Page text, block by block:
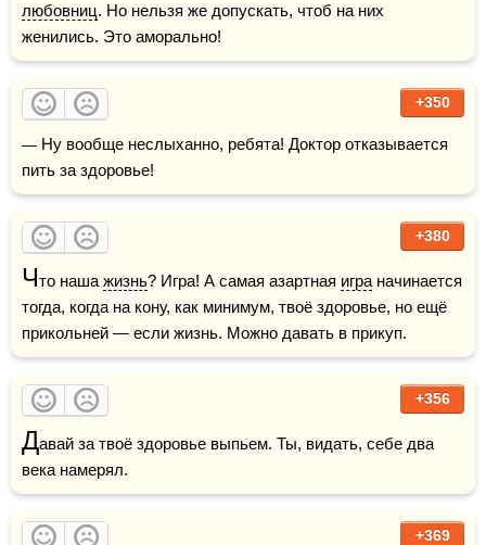
любовниц. Но нельзя же допускать, чтоб на них
женились. Это аморально!
+350
— Ну вообще неслыханно, ребята! Доктор отказывается
пить за здоровье!
+380
Что наша жизнь? Игра! А самая азартная игра начинается
тогда, когда на кону, как минимум, твоё здоровье, но ещё
прикольней — если жизнь. Можно давать в прикуп.
+356
Давай за твоё здоровье выпьем. Ты, видать, себе два
века намерял.
+369